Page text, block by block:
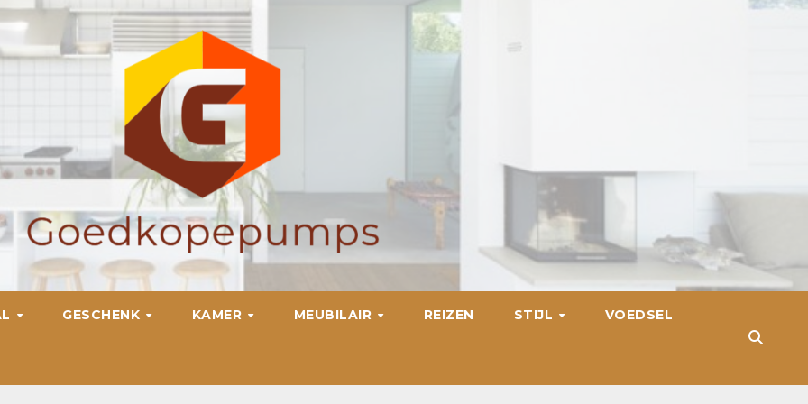
GESCHENK KAMER MEUBILAIR REIZEN STIJL VOEDSEL